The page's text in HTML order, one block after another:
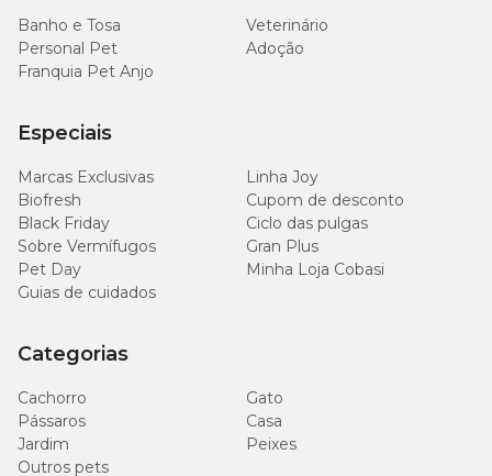
Banho e Tosa
Veterinário
Personal Pet
Adoção
Franquia Pet Anjo
Especiais
Marcas Exclusivas
Linha Joy
Biofresh
Cupom de desconto
Black Friday
Ciclo das pulgas
Sobre Vermífugos
Gran Plus
Pet Day
Minha Loja Cobasi
Guias de cuidados
Categorias
Cachorro
Gato
Pássaros
Casa
Jardim
Peixes
Outros pets